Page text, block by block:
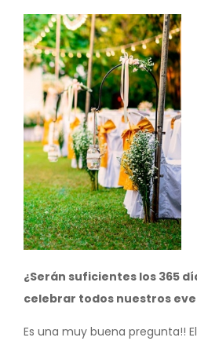
Image
¿Serán suficientes los 365
celebrar todos nuestros
Es una muy buena pregunta!!